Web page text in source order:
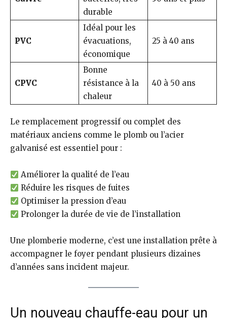
durable
PVC
Idéal pour les
évacuations,
économique
25 à 40 ans
CPVC
Bonne
résistance à la
chaleur
40 à 50 ans
Le remplacement progressif ou complet des
matériaux anciens comme le plomb ou l’acier
galvanisé est essentiel pour :
Améliorer la qualité de l’eau
Réduire les risques de fuites
Optimiser la pression d’eau
Prolonger la durée de vie de l’installation
Une plomberie moderne, c’est une installation prête à
accompagner le foyer pendant plusieurs dizaines
d’années sans incident majeur.
Un nouveau chauffe-eau pour un